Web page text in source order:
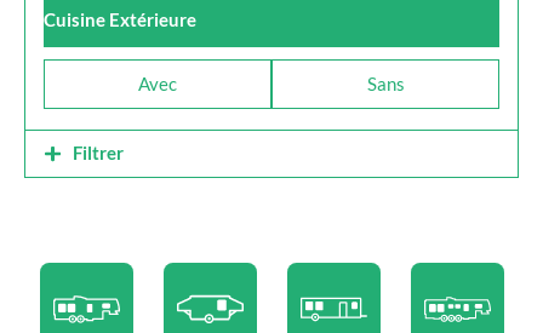
Cuisine Extérieure
Avec Sans
Filtrer